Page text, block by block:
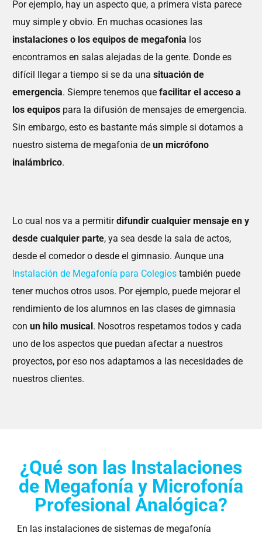
Por ejemplo, hay un aspecto que, a primera vista parece
muy simple y obvio. En muchas ocasiones las
instalaciones o los equipos de megafonia los
encontramos en salas alejadas de la gente. Donde es
difícil llegar a tiempo si se da unasituación de
emergencia. Siempre tenemos que facilitar el acceso a
los equipos para la difusión de mensajes de emergencia.
Sin embargo, esto es bastante más simple si dotamos a
nuestro sistema de megafonia deun micrófono
inalámbrico.
Lo cual nos va a permitirdifundir cualquier mensaje en y
desde cualquier parte, ya sea desde la sala de actos,
desde el comedor o desde el gimnasio. Aunque una
Instalación de Megafonía para Colegios también puede
tener muchos otros usos. Por ejemplo, puede mejorar el
rendimiento de los alumnos en las clases de gimnasia
conun hilo musical. Nosotros respetamos todos y cada
uno de los aspectos que puedan afectar a nuestros
proyectos, por eso nos adaptamos a las necesidades de
nuestros clientes.
¿Qué son las Instalaciones
de Megafonía y Microfonía
Profesional Analógica?
En las instalaciones de sistemas de megafonía